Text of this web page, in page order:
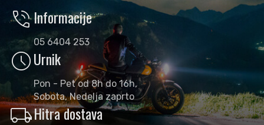
phone_in_talkInformacije
05 6404 253
scheduleUrnik
Pon - Pet od 8h do 16h,
Sobota, Nedelja zaprto
local_shippingHitra dostava